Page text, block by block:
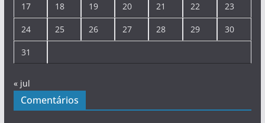
17 18 19 20 21 22 23
24 25 26 27 28 29 30
31
« jul
Comentários